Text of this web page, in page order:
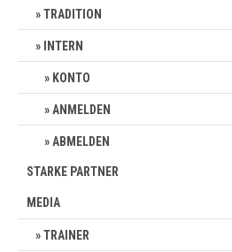
TRADITION
INTERN
KONTO
ANMELDEN
ABMELDEN
STARKE PARTNER
MEDIA
TRAINER